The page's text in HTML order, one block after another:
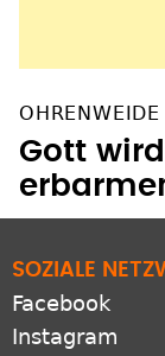
Gott
SOZIALE
Facebook
Instagram